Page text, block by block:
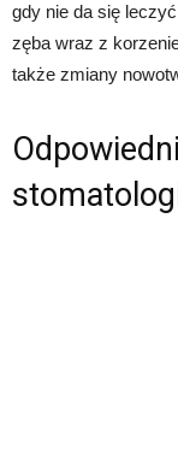
gdy nie da się leczyć
zęba wraz z
także zmiany